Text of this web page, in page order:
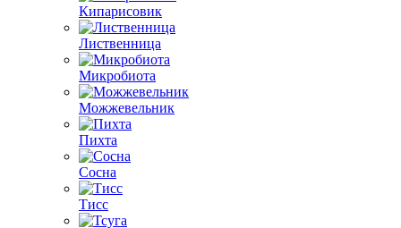
Кипарисовик
Лиственница
Микробиота
Можжевельник
Пихта
Сосна
Тисс